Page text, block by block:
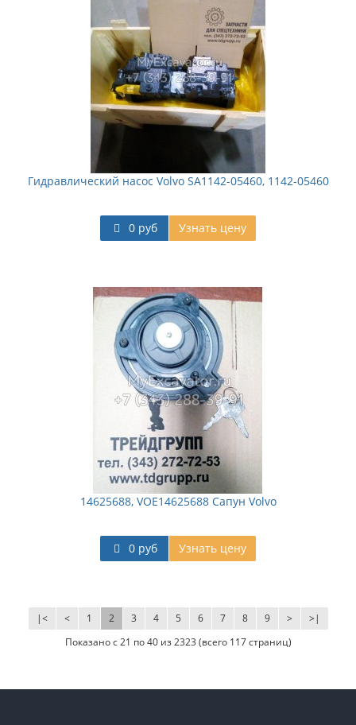
Гидравлический насос Volvo SА1142-05460, 1142-05460
0 руб Узнать цену
14625688, VOE14625688 Сапун Volvo
0 руб Узнать цену
|< < 1 2 3 4 5 6 7 8 9 > >|
Показано с 21 по 40 из 2323 (всего 117 страниц)